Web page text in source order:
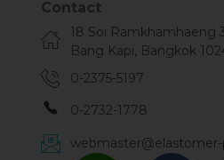
Contact
18 Soi Ramkhamhaeng
Bang Kapi, Bangkok
0-2375-5197
0-2732-1778